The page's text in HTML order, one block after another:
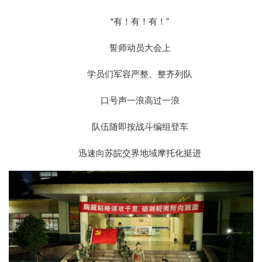
“有！有！有！”
誓师动员大会上
学员们军容严整、整齐列队
口号声一浪高过一浪
队伍随即按战斗编组登车
迅速向苏皖交界地域摩托化挺进